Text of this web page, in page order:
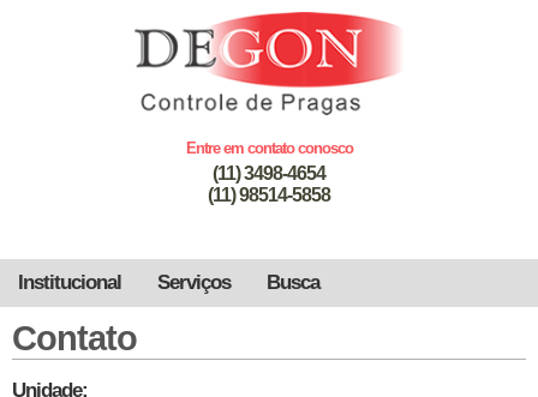
Entre em contato conosco
(11) 3498-4654
(11) 98514-5858
Institucional Serviços Busca
Contato
Unidade: